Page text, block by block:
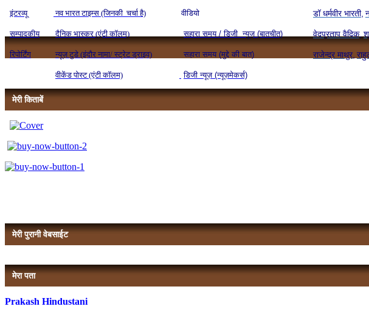
इंटरव्यू नव भारत टाइम्स (जिनकी चर्चा है) वीडियो डॉ धर्मवीर भारती,
सम्पादकीय दैनिक भास्कर (एंटी कॉलम) सहारा समय / डिजी न्यूज़ (बातचीत) वेदप्रताप वैदिक,
रिपोर्टिंग न्यूज़ टुडे (इंदौर नामा/ स्ट्रेट ड्राइव) सहारा समय (मुद्दे की बात) राजेन्द्र माथुर,
वीकेंड पोस्ट (एंटी कॉलम) डिजी न्यूज़ (न्यूज़मेकर्स)
मेरी किताबें
मेरी पुरानी वेबसाईट
मेरा पता
Prakash Hindustani